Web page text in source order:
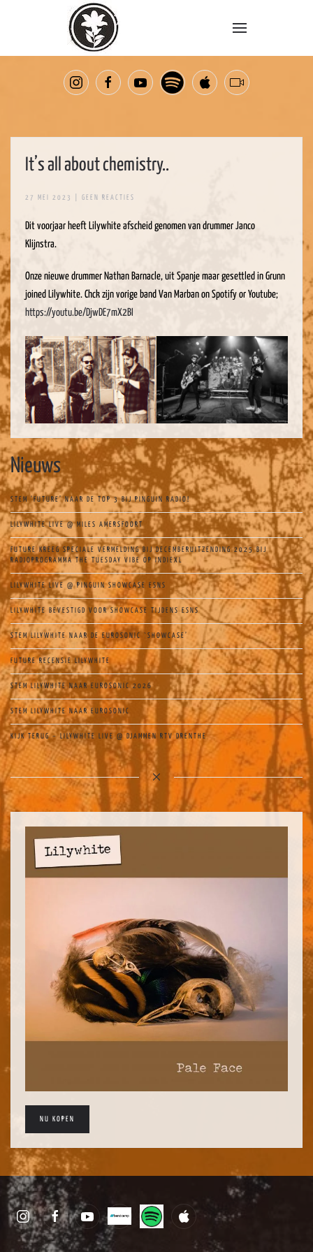
Overslaan en naar de inhoud gaan
It’s all about chemistry..
27 MEI 2023 GEEN REACTIES
ABOUT
Dit voorjaar heeft Lilywhite afscheid genomen van drummer Janco
Klijnstra.
Onze nieuwe drummer Nathan Barnacle, uit Spanje maar gesettled in Grunn
joined Lilywhite. Chck zijn vorige band Van Marban on Spotify or Youtube;
https://youtu.be/DjwDE7mX2BI
Nieuws
STEM ‘FUTURE’ NAAR DE TOP 3 BIJ PINGUIN RADIO!
LILYWHITE LIVE @ MILES AMERSFOORT
FUTURE KREEG SPECIALE VERMELDING BIJ DECEMBERUITZENDING 2025 BIJ
RADIOPROGRAMMA THE TUESDAY VIBE OP INDIEXL
LILYWHITE LIVE @ PINGUIN SHOWCASE ESNS
LILYWHITE BEVESTIGD VOOR SHOWCASE TIJDENS ESNS
STEM LILYWHITE NAAR DE EUROSONIC `SHOWCASE’
FUTURE RECENSIE LILYWHITE
STEM LILYWHITE NAAR EUROSONIC 2026
STEM LILYWHITE NAAR EUROSONIC
KIJK TERUG – LILYWHITE LIVE @ DJAMMEN RTV DRENTHE
NU KOPEN